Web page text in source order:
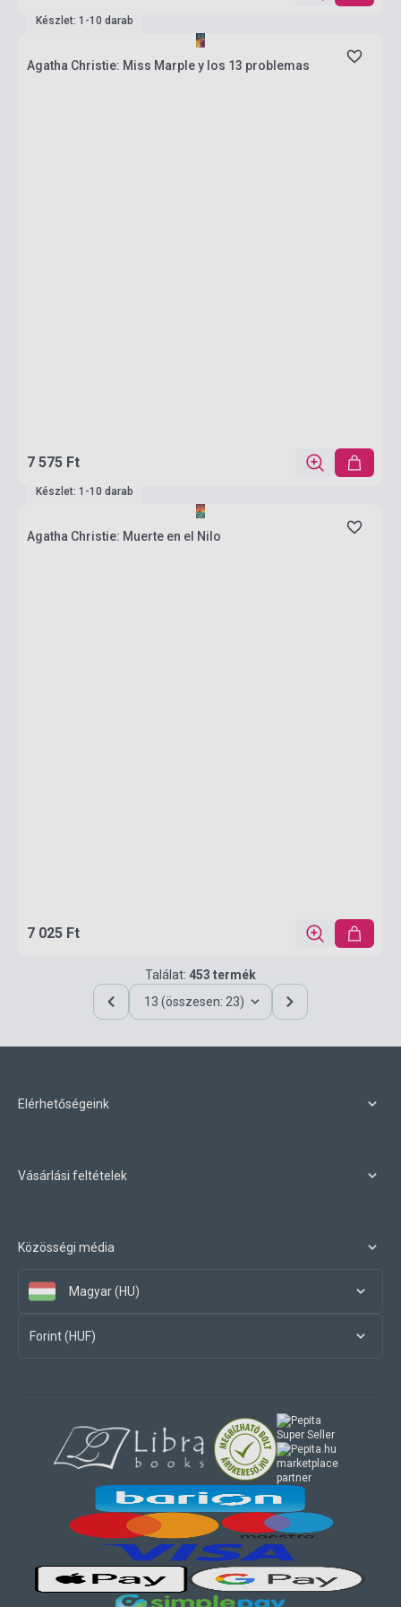
Készlet: 1-10 darab
Agatha Christie: Miss Marple y los 13 problemas
7 575 Ft
Készlet: 1-10 darab
Agatha Christie: Muerte en el Nilo
7 025 Ft
Találat: 453 termék
13 (összesen: 23)
Elérhetőségeink
Vásárlási feltételek
Közösségi média
Magyar (HU)
Forint (HUF)
marketplace
partner